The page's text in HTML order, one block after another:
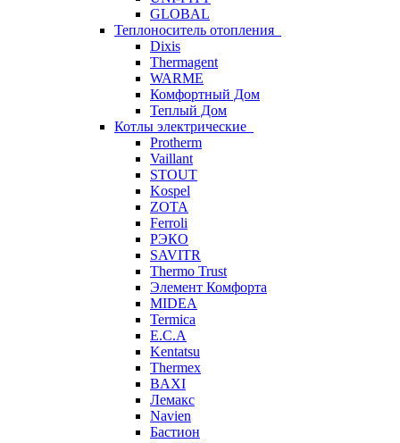
GLOBAL
Теплоноситель отопления
Dixis
Thermagent
WARME
Комфортный Дом
Теплый Дом
Котлы электрические
Protherm
Vaillant
STOUT
Kospel
ZOTA
Ferroli
РЭКО
SAVITR
Thermo Trust
Элемент Комфорта
MIDEA
Termica
E.C.A
Kentatsu
Thermex
BAXI
Лемакс
Navien
Бастион